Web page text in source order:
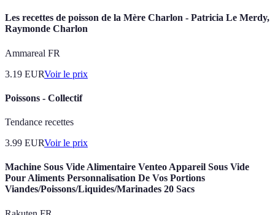
Les recettes de poisson de la Mère Charlon - Patricia Le Merdy,
Raymonde Charlon
Ammareal FR
3.19 EURVoir le prix
Poissons - Collectif
Tendance recettes
3.99 EURVoir le prix
Machine Sous Vide Alimentaire Venteo Appareil Sous Vide
Pour Aliments Personnalisation De Vos Portions
Viandes/Poissons/Liquides/Marinades 20 Sacs